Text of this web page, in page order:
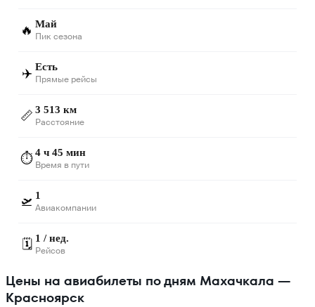
🔥 Май
Пик сезона
✈️ Есть
Прямые рейсы
📏 3 513 км
Расстояние
⏱️4 ч 45 мин
Время в пути
🛫 1
Авиакомпании
🗓️ 1 / нед.
Рейсов
Цены на авиабилеты по дням Махачкала —
Красноярск